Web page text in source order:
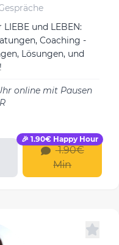
LIEBE und LEBEN:
Coaching -
Lösungen, und
online mit Pausen
1.90€
Min
🎉 1.90€ Happy Hour